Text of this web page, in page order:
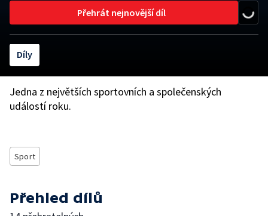
Přehrát nejnovější díl
Díly
Jedna z největších sportovních a společenských
událostí roku.
Sport
Přehled dílů